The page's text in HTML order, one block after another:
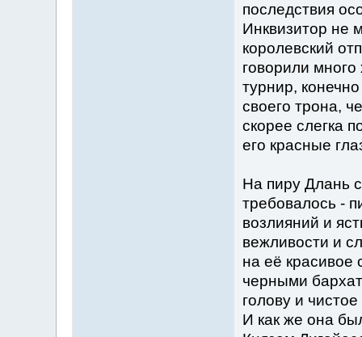
последствия
Инквизитор не
королевский
говорили
турнир,
своего трона,
скорее слегка
его красные
На пиру Длань
требовалось -
возлияний и
вежливости и
на её красивое
черными
голову и
И как же она